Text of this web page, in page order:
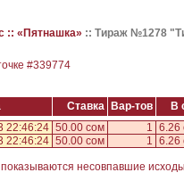
:: «Пятнашка» :: Тираж №1278
#339774
Ставка Вар-тов В
22:46:24 50.00 сом 1 6.26
22:46:24 50.00 сом 1 6.26
несовпавшие